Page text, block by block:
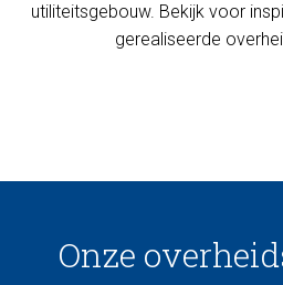
utiliteitsgebouw. Bekijk voor
gerealiseerde
Onze